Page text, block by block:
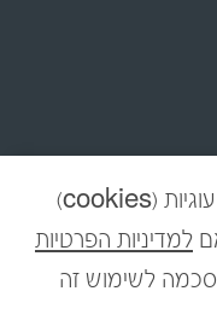
באתר זה נעשה שימוש בקבצי עוגיות (cookies)
למדיניות הפרטיות
לשימוש זה